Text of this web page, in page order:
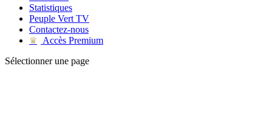
Statistiques
Peuple Vert TV
Contactez-nous
♛
Accès Premium
Sélectionner une page